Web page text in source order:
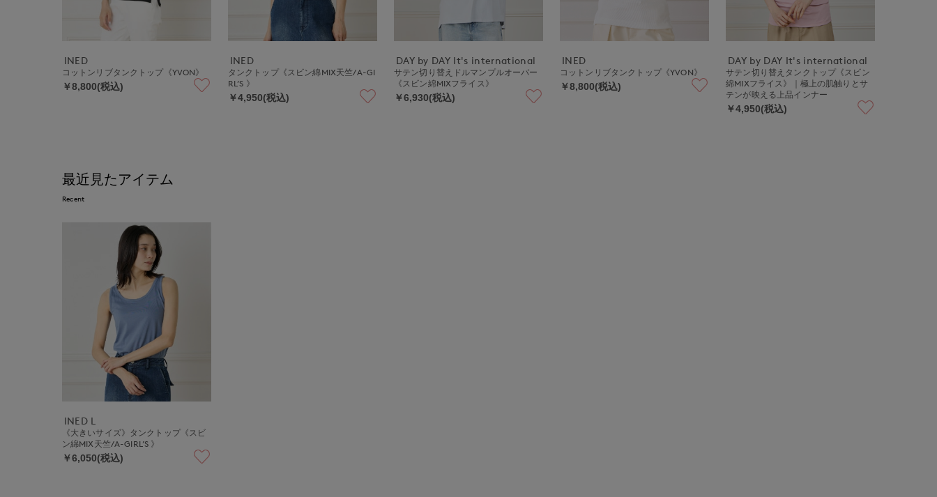
INED
コットンリブタンクトップ《YVON》
￥8,800(税込)
INED
タンクトップ《スビン綿MIX天竺/A-GI
RL’S 》
￥4,950(税込)
DAY by DAY It's international
サテン切り替えドルマンプルオーバー
《スビン綿MIXフライス》
￥6,930(税込)
INED
コットンリブタンクトップ《YVON》
￥8,800(税込)
DAY by DAY It's international
サテン切り替えタンクトップ《スビン
綿MIXフライス》｜極上の肌触りとサ
テンが映える上品インナー
￥4,950(税込)
最近見たアイテム
Recent
INED L
《大きいサイズ》タンクトップ《スビ
ン綿MIX天竺/A-GIRL’S 》
￥6,050(税込)